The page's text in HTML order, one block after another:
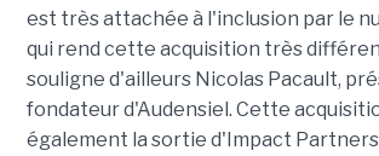
est très attachée à l'inclusion par le
qui rend cette acquisition très
souligne d'ailleurs Nicolas Pacault,
fondateur d'Audensiel. Cette
également la sortie d'Impact Partners